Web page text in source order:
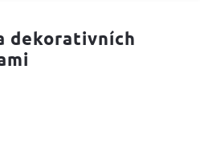
dekorativních